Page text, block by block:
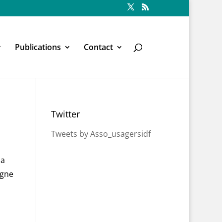
Publications Contact
Twitter
Tweets by Asso_usagersidf